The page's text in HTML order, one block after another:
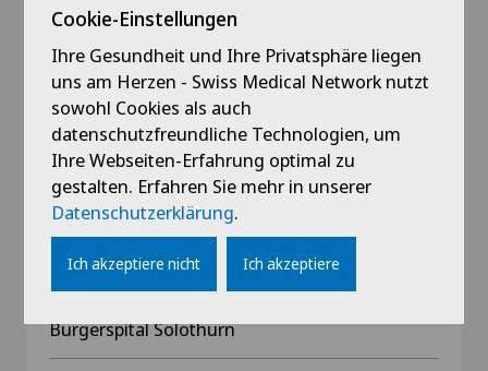
seit 2018
Selbstständiger Chirurg mit Praxis in Solothurn
und Bern
seit 2018
Belegarzt der Privatklinik Obach Solothurn und
im Lindenhofspital Bern
2014 - 2018
Bürgerspital Solothurn
Cookie-Einstellungen
Ihre Gesundheit und Ihre Privatsphäre liegen
uns am Herzen - Swiss Medical Network nutzt
sowohl Cookies als auch
datenschutzfreundliche Technologien, um
Ihre Webseiten-Erfahrung optimal zu
gestalten. Erfahren Sie mehr in unserer
Datenschutzerklärung.
Ich akzeptiere nicht Ich akzeptiere